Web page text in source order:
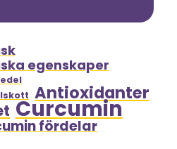
egenskaper
Antioxidanter
Curcumin
fördelar